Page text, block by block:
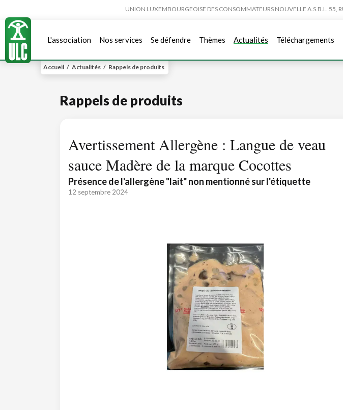
UNION LUXEMBOURGEOISE DES CONSOMMATEURS NOUVELLE A.S.B.L. 55,
L'association Nos services Se défendre Thèmes Actualités Téléchargements
Accueil / Actualités / Rappels de produits
Rappels de produits
Avertissement Allergène : Langue de veau
sauce Madère de la marque Cocottes
Présence de l'allergène "lait" non mentionné sur l'étiquette
12 septembre 2024